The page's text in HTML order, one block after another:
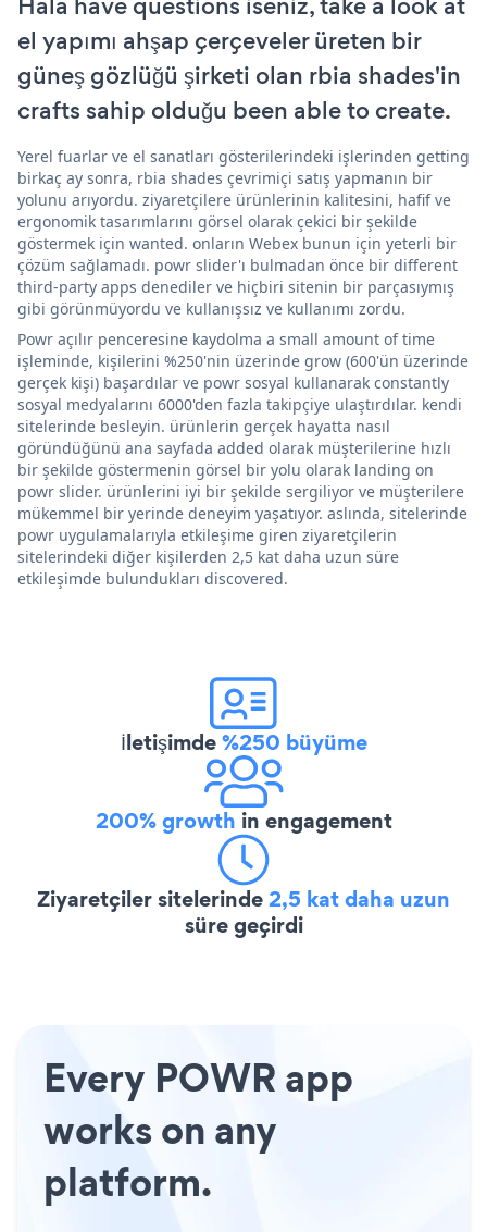
el yapımı ahşap çerçeveler üreten bir
güneş gözlüğü şirketi olan rbia shades'in
crafts sahip olduğu been able to create.
Yerel fuarlar ve el sanatları gösterilerindeki işlerinden getting
birkaç ay sonra, rbia shades çevrimiçi satış yapmanın bir
yolunu arıyordu. ziyaretçilere ürünlerinin kalitesini, hafif ve
ergonomik tasarımlarını görsel olarak çekici bir şekilde
göstermek için wanted. onların Webex bunun için yeterli bir
çözüm sağlamadı. powr slider'ı bulmadan önce bir different
third-party apps denediler ve hiçbiri sitenin bir parçasıymış
gibi görünmüyordu ve kullanışsız ve kullanımı zordu.
Powr açılır penceresine kaydolma a small amount of time
işleminde, kişilerini %250'nin üzerinde grow (600'ün üzerinde
gerçek kişi) başardılar ve powr sosyal kullanarak constantly
sosyal medyalarını 6000'den fazla takipçiye ulaştırdılar. kendi
sitelerinde besleyin. ürünlerin gerçek hayatta nasıl
göründüğünü ana sayfada added olarak müşterilerine hızlı
bir şekilde göstermenin görsel bir yolu olarak landing on
powr slider. ürünlerini iyi bir şekilde sergiliyor ve müşterilere
mükemmel bir yerinde deneyim yaşatıyor. aslında, sitelerinde
powr uygulamalarıyla etkileşime giren ziyaretçilerin
sitelerindeki diğer kişilerden 2,5 kat daha uzun süre
etkileşimde bulundukları discovered.
İletişimde%250 büyüme
200% growth in engagement
Ziyaretçiler sitelerinde2,5 kat daha uzun
süre geçirdi
Every POWR app
works on any
platform.